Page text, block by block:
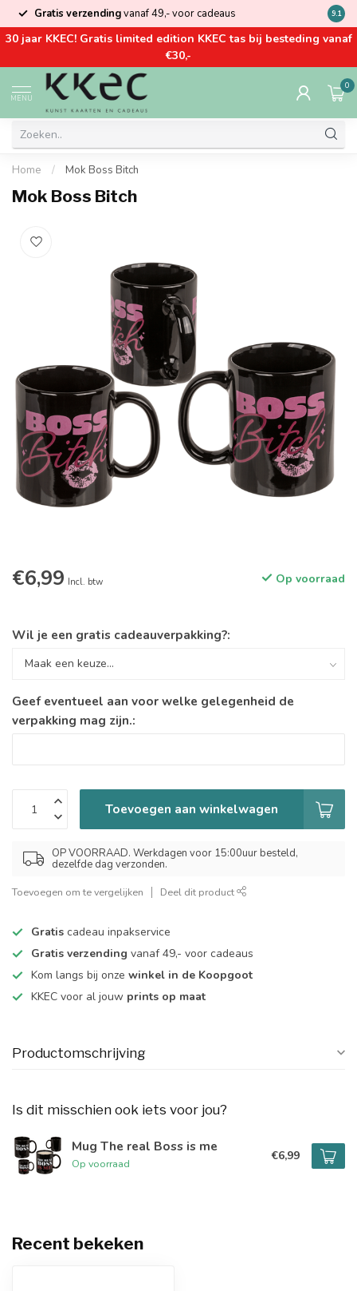
Gratis verzendingvanaf 49,- voor cadeaus Kom
9.1
30 jaar KKEC! Gratis limited edition KKEC tas bij besteding vanaf
€30,-
MENU
0
Home / Mok Boss Bitch
Mok Boss Bitch
€6,99 Incl. btw Op voorraad
Wil je een gratis cadeauverpakking?:
Geef eventueel aan voor welke gelegenheid de
verpakking mag zijn.:
Toevoegen aan winkelwagen
OP VOORRAAD. Werkdagen voor 15:00uur besteld,
dezelfde dag verzonden.
Toevoegen om te vergelijken Deel dit product
Gratis cadeau inpakservice
Gratis verzending vanaf 49,- voor cadeaus
Kom langs bij onze winkel in de Koopgoot
KKEC voor al jouw prints op maat
Productomschrijving
Is dit misschien ook iets voor jou?
Mug The real Boss is me
Op voorraad
€6,99
Recent bekeken